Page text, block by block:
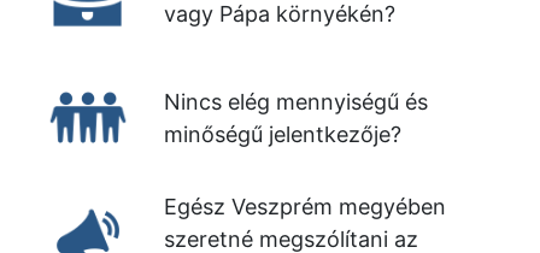
vagy Pápa környékén?
Nincs elég mennyiségű és
minőségű jelentkezője?
Egész Veszprém megyében
szeretné megszólítani az